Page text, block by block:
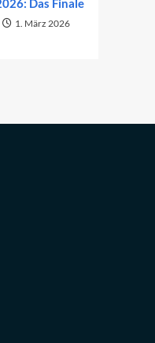
Das Finale
1. März 2026